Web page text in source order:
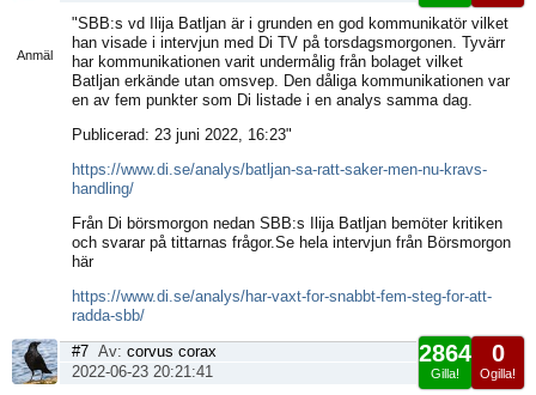
Anmäl
"SBB:s vd Ilija Batljan är i grunden en god kommunikatör vilket
han visade i intervjun med Di TV på torsdagsmorgonen. Tyvärr
har kommunikationen varit undermålig från bolaget vilket
Batljan erkände utan omsvep. Den dåliga kommunikationen var
en av fem punkter som Di listade i en analys samma dag.
Publicerad: 23 juni 2022, 16:23"
https://www.di.se/analys/batljan-sa-ratt-saker-men-nu-kravs-
handling/
Från Di börsmorgon nedan SBB:s Ilija Batljan bemöter kritiken
och svarar på tittarnas frågor.Se hela intervjun från Börsmorgon
här
https://www.di.se/analys/har-vaxt-for-snabbt-fem-steg-for-att-
radda-sbb/
0
Ogilla!
2864
Gilla!
#7 Av: corvus corax
2022-06-23 20:21:41